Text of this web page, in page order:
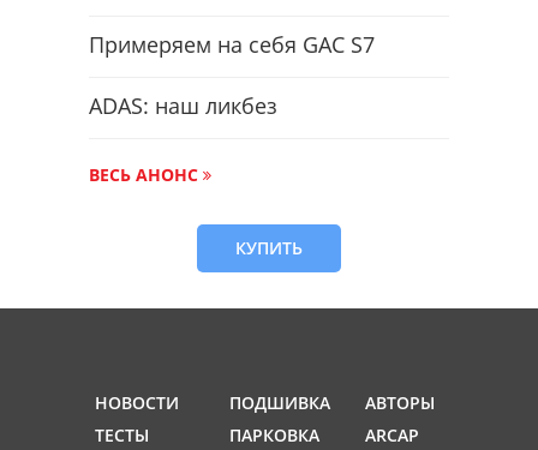
Примеряем на себя GAC S7
ADAS: наш ликбез
ВЕСЬ АНОНС
КУПИТЬ
НОВОСТИ
ТЕСТЫ
ПОДШИВКА
ПАРКОВКА
АВТОРЫ
ARCAP